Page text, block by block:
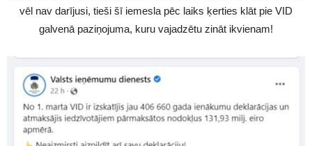
vēl nav darījusi, tieši šī iemesla pēc laiks ķerties klāt pie VID
galvenā paziņojuma, kuru vajadzētu zināt ikvienam!